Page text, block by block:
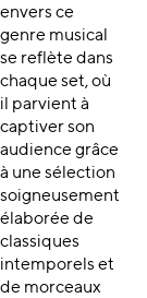
envers ce
genre musical
se reflète dans
chaque set, où
il parvient à
captiver son
audience grâce
à une sélection
soigneusement
élaborée de
classiques
intemporels et
de morceaux